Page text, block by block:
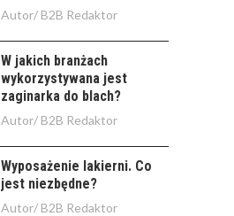
Autor/ B2B Redaktor
W jakich branżach
wykorzystywana jest
zaginarka do blach?
Autor/ B2B Redaktor
Wyposażenie lakierni. Co
jest niezbędne?
Autor/ B2B Redaktor